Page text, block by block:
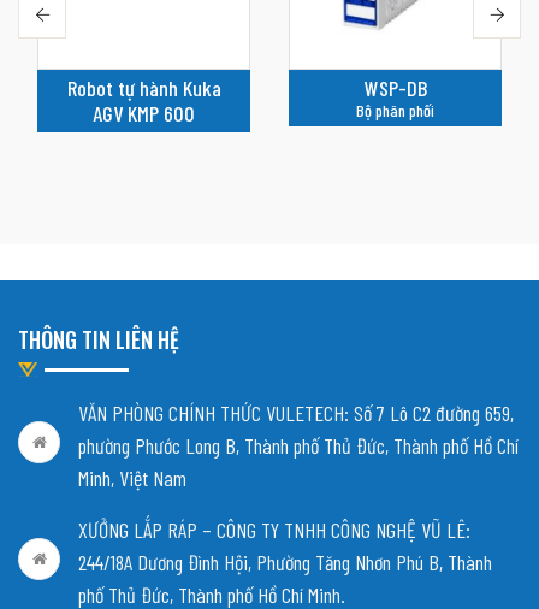
Robot tự hành Kuka
AGV KMP 600
WSP-DB
Bộ phân phối
THÔNG TIN LIÊN HỆ
VĂN PHÒNG CHÍNH THỨC VULETECH: Số 7 Lô C2 đường 659,
phường Phước Long B, Thành phố Thủ Đức, Thành phố Hồ Chí
Minh, Việt Nam
XƯỞNG LẮP RÁP – CÔNG TY TNHH CÔNG NGHỆ VŨ LÊ:
244/18A Dương Đình Hội, Phường Tăng Nhơn Phú B, Thành
phố Thủ Đức, Thành phố Hồ Chí Minh.